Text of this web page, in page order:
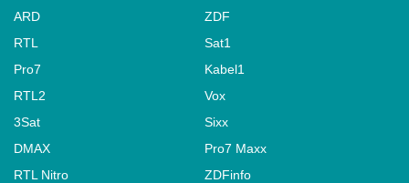
ARD
ZDF
RTL
Sat1
Pro7
Kabel1
RTL2
Vox
3Sat
Sixx
DMAX
Pro7 Maxx
RTL Nitro
ZDFinfo